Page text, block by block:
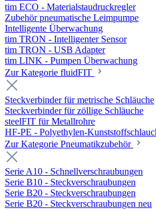
tim ECO - Materialstaudruckregler
Zubehör pneumatische Leimpumpe
Intelligente Überwachung
tim TRON - Intelligenter Sensor
tim TRON - USB Adapter
tim LINK - Pumpen Überwachung
Zur Kategorie fluidFIT
Steckverbinder für metrische Schläuche
Steckverbinder für zöllige Schläuche
steelFIT für Metallrohre
HF-PE - Polyethylen-
Zur Kategorie Pneumatikzubehör
Serie A10 - Schnellverschraubungen
Serie B10 - Steckverschraubungen
Serie B20 - Steckverschraubungen
Serie B20 - Steckverschraubungen neu